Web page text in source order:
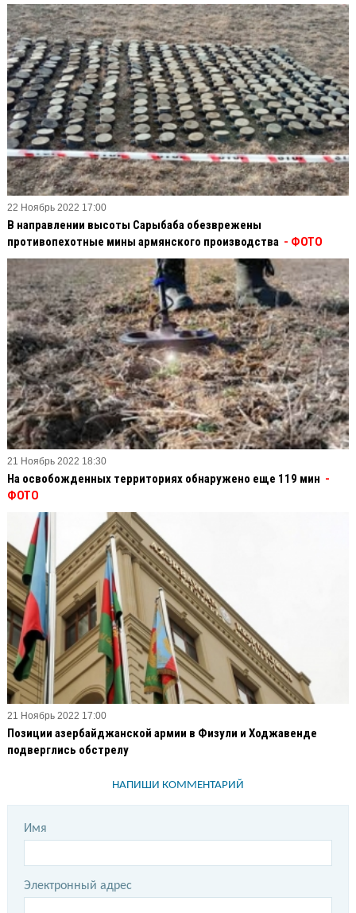
22 Ноябрь 2022 17:00
В направлении высоты Сарыбаба обезврежены
противопехотные мины армянского производства - ФОТО
21 Ноябрь 2022 18:30
На освобожденных территориях обнаружено еще 119 мин -
ФОТО
21 Ноябрь 2022 17:00
Позиции азербайджанской армии в Физули и Ходжавенде
подверглись обстрелу
НАПИШИ КОММЕНТАРИЙ
Имя
Электронный адрес